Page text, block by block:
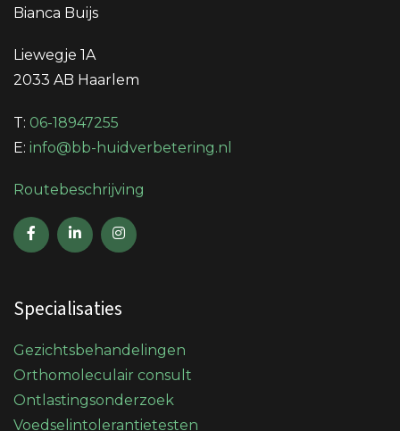
Bianca Buijs
Liewegje 1A
2033 AB Haarlem
T: 06-18947255
E: info@bb-huidverbetering.nl
Routebeschrijving
Specialisaties
Gezichtsbehandelingen
Orthomoleculair consult
Ontlastingsonderzoek
Voedselintolerantietesten